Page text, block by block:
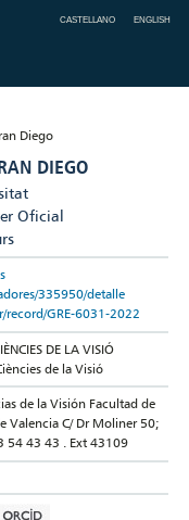
CASTELLANO ENGLISH
DIEGO
Oficial
335950/detalle
GRE-6031-2022
DE LA VISIÓ
de la Visió
de la Visión Facultad de
Valencia C/ Dr Moliner 50;
54 43 43 . Ext 43109